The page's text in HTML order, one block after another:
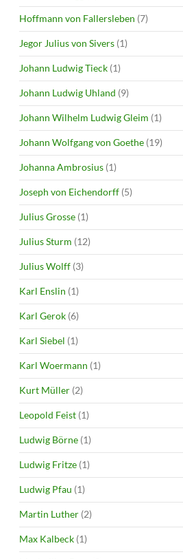
Hoffmann von Fallersleben (7)
Jegor Julius von Sivers (1)
Johann Ludwig Tieck (1)
Johann Ludwig Uhland (9)
Johann Wilhelm Ludwig Gleim (1)
Johann Wolfgang von Goethe (19)
Johanna Ambrosius (1)
Joseph von Eichendorff (5)
Julius Grosse (1)
Julius Sturm (12)
Julius Wolff (3)
Karl Enslin (1)
Karl Gerok (6)
Karl Siebel (1)
Karl Woermann (1)
Kurt Müller (2)
Leopold Feist (1)
Ludwig Börne (1)
Ludwig Fritze (1)
Ludwig Pfau (1)
Martin Luther (2)
Max Kalbeck (1)